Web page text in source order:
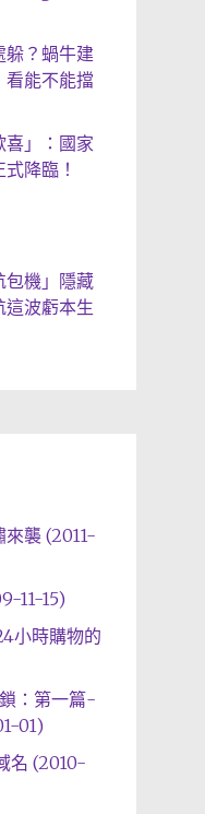
躲？蝸牛建
看能不能擋
喜」：國家
降臨！
包機」隱藏
這波虧本生
來襲 (2011-
11-15)
小時購物的
：第一篇-
01)
名 (2010-